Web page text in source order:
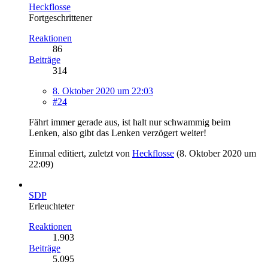
Heckflosse
Fortgeschrittener
Reaktionen
86
Beiträge
314
8. Oktober 2020 um 22:03
#24
Fährt immer gerade aus, ist halt nur schwammig beim
Lenken, also gibt das Lenken verzögert weiter!
Einmal editiert, zuletzt von Heckflosse (8. Oktober 2020 um
22:09)
SDP
Erleuchteter
Reaktionen
1.903
Beiträge
5.095